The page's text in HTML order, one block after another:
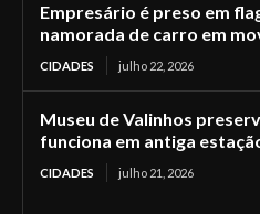
Empresário é preso em
namorada de carro em
CIDADES julho 22, 2026
Museu de Valinhos
funciona em antiga
CIDADES julho 21, 2026